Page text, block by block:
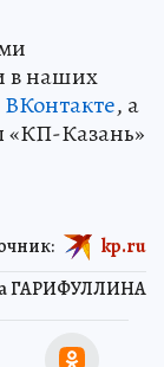
в наших
ВКонтакте, а
«КП-Казань»
ГАРИФУЛЛИНА
kp.ru